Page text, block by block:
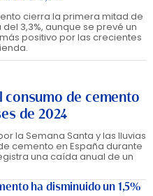
cierra la primera mitad de
3,3%, aunque se prevé un
positivo por las crecientes
de cemento
de 2024
la Semana Santa y las lluvias
cemento en España durante
una caída anual de un
ha disminuido un 1,5%